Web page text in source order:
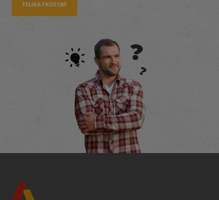
FELIRATKOZOM